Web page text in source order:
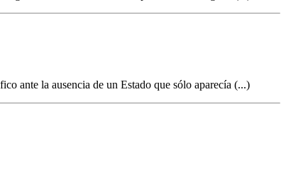
ante la ausencia de un Estado que sólo aparecía (...)